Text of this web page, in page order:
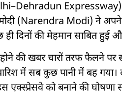
Expressway)
मोदी (Narendra Modi) ने
दिनों की मेहमान साबित हुई
की खबर चारों तरफ फैलने पर
में सब कुछ पानी में बह
एक्स्प्रेसवे को बनाने की घोषणा